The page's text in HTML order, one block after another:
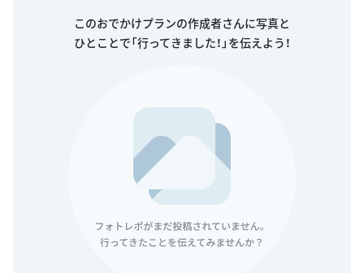
このおでかけプランの作成者さんに写真と
ひとことで「行ってきました！」を伝えよう！